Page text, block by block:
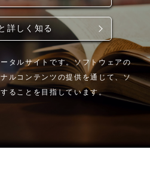
詳しく知る
タルサイトです。ソフトウェアの
ルコンテンツの提供を通じて、ソ
ることを目指しています。